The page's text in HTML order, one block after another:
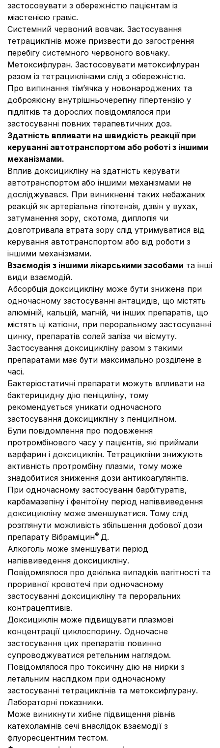
застосовувати з обережністю пацієнтам із
міастенією гравіс.
Системний червоний вовчак. Застосування
тетрациклінів може призвести до загострення
перебігу системного червоного вовчаку.
Метоксифлуран. Застосовувати метоксифлуран
разом із тетрациклінами слід з обережністю.
Про випинання тім’ячка у новонароджених та
доброякісну внутрішньочерепну гіпертензію у
підлітків та дорослих повідомлялося при
застосуванні повних терапевтичних доз.
Здатність впливати на швидкість реакції при
керуванні автотранспортом або роботі з іншими
механізмами.
Вплив доксицикліну на здатність керувати
автотранспортом або іншими механізмами не
досліджувався. При виникненні таких небажаних
реакцій як артеріальна гіпотензія, дзвін у вухах,
затуманення зору, скотома, диплопія чи
довготривала втрата зору слід утримуватися від
керування автотранспортом або від роботи з
іншими механізмами.
Взаємодія з іншими лікарськими засобами та інші
види взаємодій.
Абсорбція доксицикліну може бути знижена при
одночасному застосуванні антацидів, що містять
алюміній, кальцій, магній, чи інших препаратів, що
містять ці катіони, при пероральному застосуванні
цинку, препаратів солей заліза чи вісмуту.
Застосування доксицикліну разом з такими
препаратами має бути максимально розділене в
часі.
Бактеріостатичні препарати можуть впливати на
бактерицидну дію пеніциліну, тому
рекомендується уникати одночасного
застосування доксицикліну з пеніциліном.
Були повідомлення про подовження
протромбінового часу у пацієнтів, які приймали
варфарин і доксициклін. Тетрацикліни знижують
активність протромбіну плазми, тому може
знадобитися зниження дози антикоагулянтів.
При одночасному застосуванні барбітуратів,
карбамазепіну і фенітоїну період напіввиведення
доксицикліну може зменшуватися. Тому слід
розглянути можливість збільшення добової дози
препарату Вібраміцин® Д.
Алкоголь може зменшувати період
напіввиведення доксицикліну.
Повідомлялося про декілька випадків вагітності та
проривної кровотечі при одночасному
застосуванні доксицикліну та пероральних
контрацептивів.
Доксициклін може підвищувати плазмові
концентрації циклоспорину. Одночасне
застосування цих препаратів повинно
супроводжуватися ретельним наглядом.
Повідомлялося про токсичну дію на нирки з
летальним наслідком при одночасному
застосуванні тетрациклінів та метоксифлурану.
Лабораторні показники.
Може виникнути хибне підвищення рівнів
катехоламінів сечі внаслідок взаємодії з
флуоресцентним тестом.